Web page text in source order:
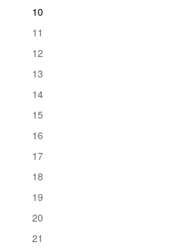
10
11
12
13
14
15
16
17
18
19
20
21